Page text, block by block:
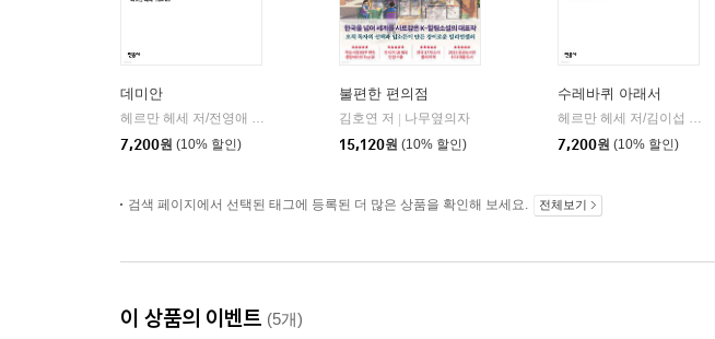
데미안
헤르만 헤세 저/전영애 역
7,200원 (10% 할인)
불편한 편의점
김호연 저
나무옆의자
15,120원 (10% 할인)
수레바퀴 아래서
헤르만 헤세 저/김이섭 역
7,200원 (10% 할인)
검색 페이지에서 선택된 태그에 등록된 더 많은 상품을 확인해 보세요. 전체보기
이 상품의 이벤트 (5개)